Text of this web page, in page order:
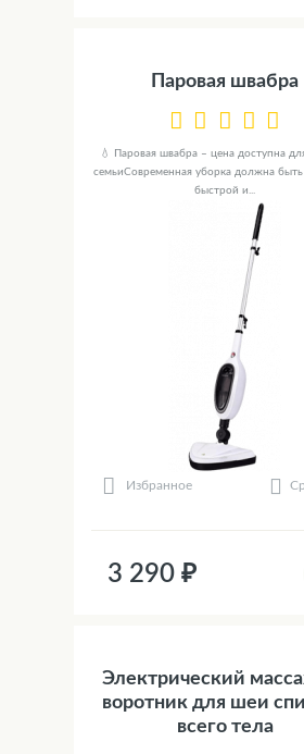
Паровая швабра
💧 Паровая швабра – цена доступна
семьиСовременная уборка должна быть
быстрой и...
Избранное
3 290 ₽
Электрический
воротник для шеи
всего тела